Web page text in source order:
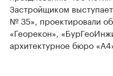
Застройщиком
№ 35», проектировали
«Георекон»,
архитектурное бюро